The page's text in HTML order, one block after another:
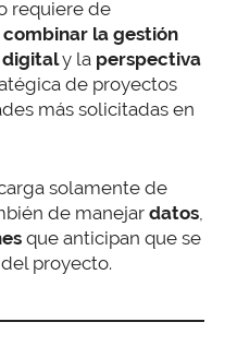
requiere de
combinar la gestión
digitaly la perspectiva
de proyectos
más solicitadas en
solamente de
de manejardatos
que anticipan que se
proyecto.